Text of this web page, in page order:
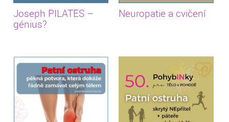
Joseph PILATES –
génius?
Neuropatie a cvičení